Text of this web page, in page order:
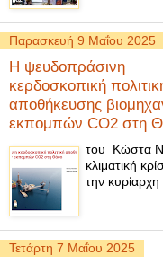
Παρασκευή 9 Μαΐου 2025
Η ψευδοπράσινη
κερδοσκοπική
αποθήκευσης
εκπομπών CO2 στη
του Κώστα
κλιματική
την κυρίαρχη
Τετάρτη 7 Μαΐου 2025